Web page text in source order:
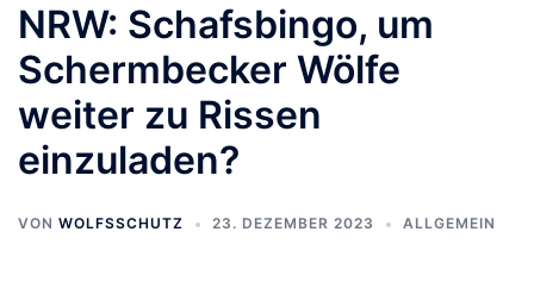
NRW: Schafsbingo, um
Schermbecker Wölfe
weiter zu Rissen
einzuladen?
VON WOLFSSCHUTZ 23. DEZEMBER 2023 ALLGEMEIN